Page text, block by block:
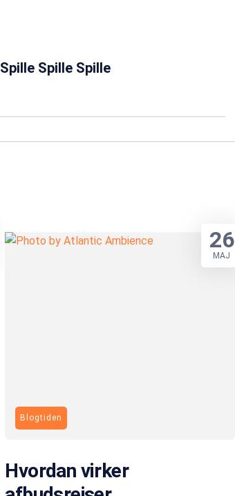
Spille Spille Spille
Blogtiden
Hvordan virker
26
MAJ